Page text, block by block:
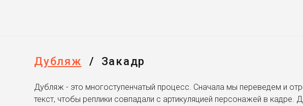
Дубляж / Закадр
Дубляж - это многоступенчатый процесс. Сначала мы переведем и
текст, чтобы реплики совпадали с артикуляцией персонажей в кадре.